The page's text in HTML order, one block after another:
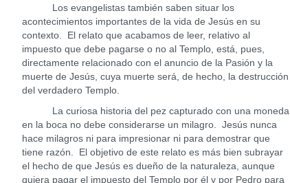
Los evangelistas también saben situar los
acontecimientos importantes de la vida de Jesús en su
contexto. El relato que acabamos de leer, relativo al
impuesto que debe pagarse o no al Templo, está, pues,
directamente relacionado con el anuncio de la Pasión y la
muerte de Jesús, cuya muerte será, de hecho, la destrucción
del verdadero Templo.
La curiosa historia del pez capturado con una moneda
en la boca no debe considerarse un milagro. Jesús nunca
hace milagros ni para impresionar ni para demostrar que
tiene razón. El objetivo de este relato es más bien subrayar
el hecho de que Jesús es dueño de la naturaleza, aunque
quiera pagar el impuesto del Templo por él y por Pedro para